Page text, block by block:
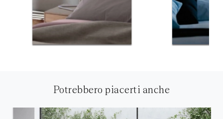
Potrebbero piacerti anche